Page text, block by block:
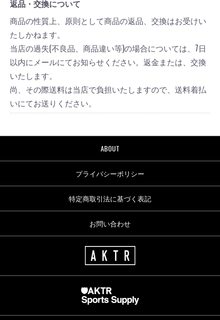
返品・交換について
商品の性質上、原則として商品の返品、交換はお受けい
たしかねます。
当店の過失(不良品、商品違い等)の場合については、7日
以内にメールにてお知らせください。返金または、交換
いたします。
尚、その際送料は当店で負担いたしますので、送料着払
いにてお送りください。
ABOUT
プライバシーポリシー
特定商取引法に基づく表記
お問い合わせ